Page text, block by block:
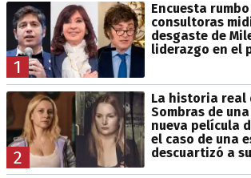
1
Encuesta
consultoras
desgaste de
liderazgo en el
2
La historia real
Sombras de
nueva película
el caso de una
descuartizó a